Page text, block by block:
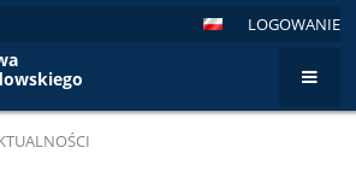
LOGOWANIE